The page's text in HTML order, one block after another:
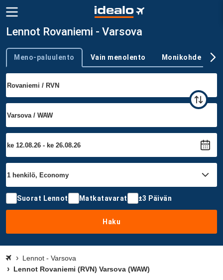
Lennot Rovaniemi - Varsova
Trip type
Meno-paluulento Vain menolento Monikohde
Suorat Lennot Matkatavarat ±3 Päivän
Haku
Lennot - Varsova
Lennot Rovaniemi (RVN) Varsova (WAW)